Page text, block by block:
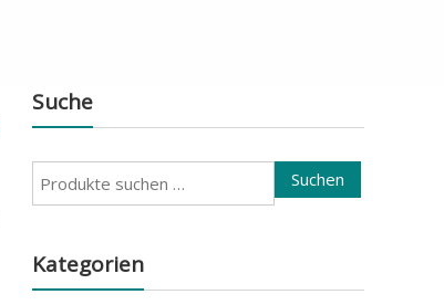
Suche
Suchen
nach:
Suchen
Kategorien